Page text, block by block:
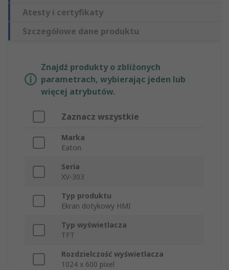
Atesty i certyfikaty
Szczegółowe dane produktu
Znajdź produkty o zbliżonych
parametrach, wybierając jeden lub
więcej atrybutów.
Zaznacz wszystkie
Marka
Eaton
Seria
XV-303
Typ produktu
Ekran dotykowy HMI
Typ wyświetlacza
TFT
Rozdzielczość wyświetlacza
1024 x 600 pixel